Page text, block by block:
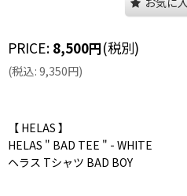
PRICE: 8,500円(税別)
(税込: 9,350円)
【 HELAS 】
HELAS " BAD TEE " - WHITE
ヘラス Tシャツ BAD BOY